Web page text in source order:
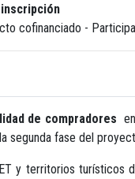
cofinanciado -
de compradores
segunda fase del
y territorios turísticos